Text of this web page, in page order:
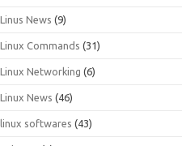
Linus News (9)
Linux Commands (31)
Linux Networking (6)
Linux News (46)
linux softwares (43)